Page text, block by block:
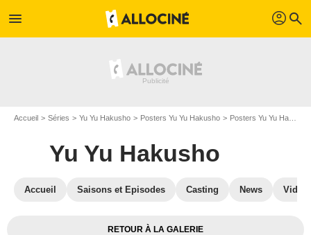
menu profil search
Accueil Séries Yu Yu Hakusho Posters Yu Yu Hakusho Posters Yu Yu Hakusho S02
Yu Yu Hakusho
Accueil Saisons et Episodes Casting News
RETOUR À LA GALERIE